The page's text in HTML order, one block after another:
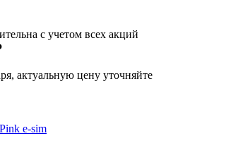
с учетом всех акций
актуальную цену уточняйте
e-sim